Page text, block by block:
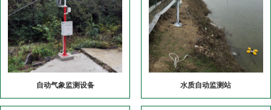
自动气象监测设备 水质自动监测站